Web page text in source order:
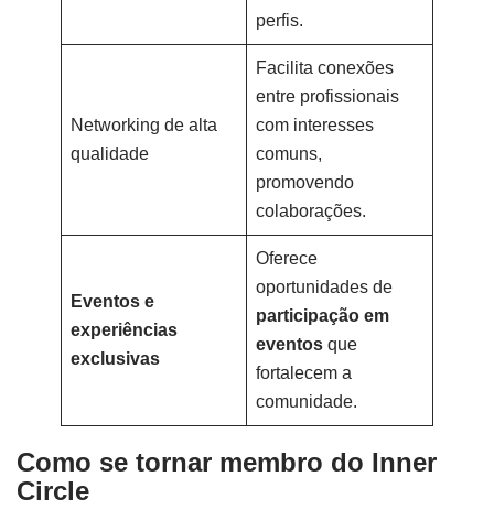
perfis.
Networking de alta
qualidade
Facilita conexões
entre profissionais
com interesses
comuns,
promovendo
colaborações.
Eventos e
experiências
exclusivas
Oferece
oportunidades de
participação em
eventos que
fortalecem a
comunidade.
Como se tornar membro do Inner
Circle